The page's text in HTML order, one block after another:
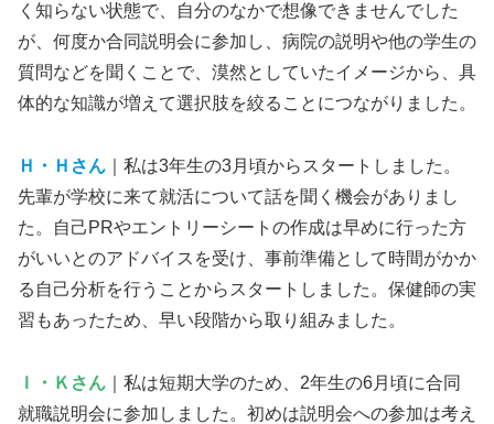
く知らない状態で、自分のなかで想像できませんでした
が、何度か合同説明会に参加し、病院の説明や他の学生の
質問などを聞くことで、漠然としていたイメージから、具
体的な知識が増えて選択肢を絞ることにつながりました。
Ｈ・Ｈさん ｜私は3年生の3月頃からスタートしました。
先輩が学校に来て就活について話を聞く機会がありまし
た。自己PRやエントリーシートの作成は早めに行った方
がいいとのアドバイスを受け、事前準備として時間がかか
る自己分析を行うことからスタートしました。保健師の実
習もあったため、早い段階から取り組みました。
Ｉ・Ｋさん ｜私は短期大学のため、2年生の6月頃に合同
就職説明会に参加しました。初めは説明会への参加は考え